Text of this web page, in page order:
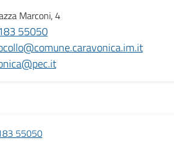
Marconi, 4
55050
55050